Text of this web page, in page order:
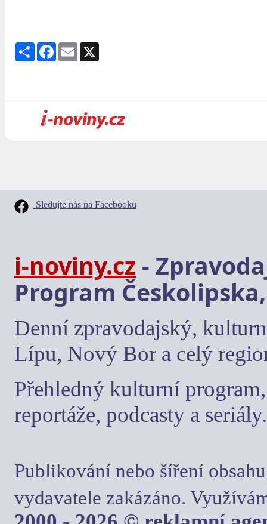
Share Facebook
Email
Sledujte nás na Facebooku
i-noviny.cz -
Program
Denní zpravodajský,
Lípu, Nový Bor a celý
Přehledný kulturní
reportáže, podcasty a seriály.
Publikování nebo šíření
vydavatele zakázáno.